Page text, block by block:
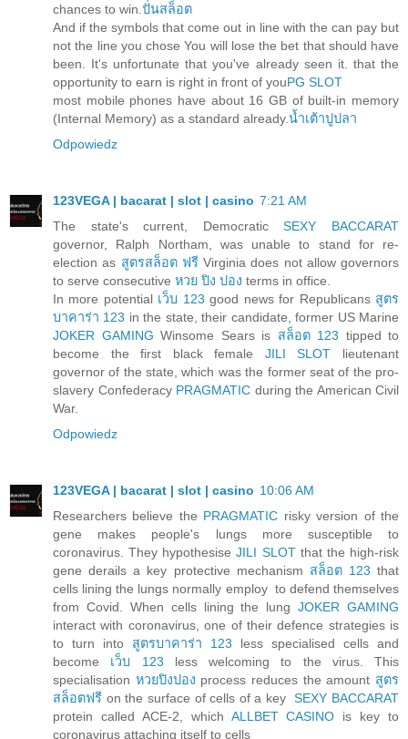
chances to win.ปั่นสล็อต
And if the symbols that come out in line with the can pay but
not the line you chose You will lose the bet that should have
been. It's unfortunate that you've already seen it. that the
opportunity to earn is right in front of youPG SLOT
most mobile phones have about 16 GB of built-in memory
(Internal Memory) as a standard already.น้ำเต้าปูปลา
Odpowiedz
123VEGA | bacarat | slot | casino 7:21 AM
The state's current, DemocraticSEXY BACCARAT
governor, Ralph Northam, was unable to stand for re-
election as สูตรสล็อต ฟรีVirginia does not allow governors
to serve consecutive หวย ปิง ปอง terms in office.
In more potential เว็บ 123 good news for Republicans สูตร
บาคาร่า 123 in the state, their candidate, former US Marine
JOKER GAMING Winsome Sears is สล็อต 123 tipped to
become the first black female JILI SLOT lieutenant
governor of the state, which was the former seat of the pro-
slavery Confederacy PRAGMATIC during the American Civil
War.
Odpowiedz
123VEGA | bacarat | slot | casino 10:06 AM
Researchers believe the PRAGMATIC risky version of the
gene makes people's lungs more susceptible to
coronavirus. They hypothesiseJILI SLOTthat the high-risk
gene derails a key protective mechanism สล็อต 123 that
cells lining the lungs normally employ to defend themselves
from Covid. When cells lining the lungJOKER GAMING
interact with coronavirus, one of their defence strategies is
to turn into สูตรบาคาร่า 123 less specialised cells and
become เว็บ 123 less welcoming to the virus. This
specialisation หวยปิงปอง process reduces the amount สูตร
สล็อตฟรี on the surface of cells of a keySEXY BACCARAT
protein called ACE-2, which ALLBET CASINO is key to
coronavirus attaching itself to cells